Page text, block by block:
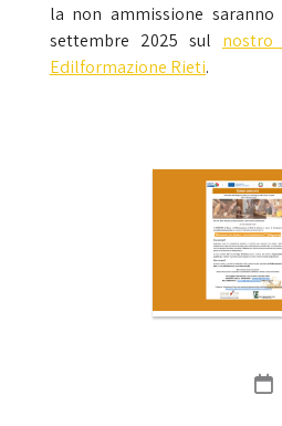
la non ammissione
settembre 2025 sul nostro
Edilformazione Rieti.